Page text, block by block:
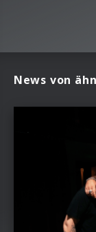
News von